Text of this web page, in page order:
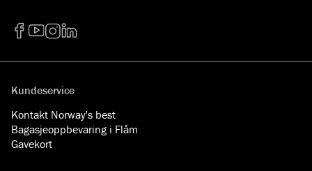
Kundeservice
Kontakt Norway's best
Bagasjeoppbevaring i Flåm
Gavekort